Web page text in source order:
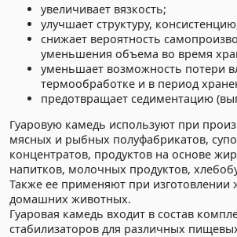
увеличивает вязкость;
улучшает структуру,
снижает вероятность
уменьшения объема во время
уменьшает возможность потери
термообработке и в период
предотвращает седиментацию
Гуаровую камедь используют при
мясных и рыбных полуфабрикатов,
концентратов, продуктов на основе
напитков, молочных продуктов,
Также ее применяют при изготовлении
домашних животных.
Гуаровая камедь входит в состав
стабилизаторов для различных